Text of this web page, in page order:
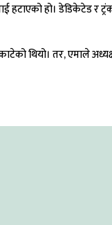
हो। डेडिकेटेड र
थियो। तर, एमाले